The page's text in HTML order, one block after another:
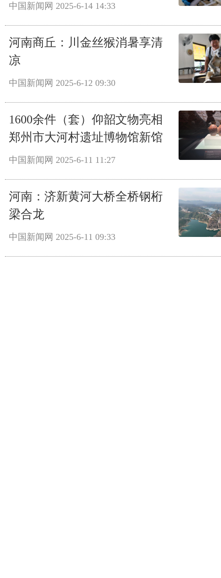
中国新闻网 2025-6-14 14:33
河南商丘：川金丝猴消暑享清
凉
中国新闻网 2025-6-12 09:30
1600余件（套）仰韶文物亮相
郑州市大河村遗址博物馆新馆
中国新闻网 2025-6-11 11:27
河南：济新黄河大桥全桥钢桁
梁合龙
中国新闻网 2025-6-11 09:33